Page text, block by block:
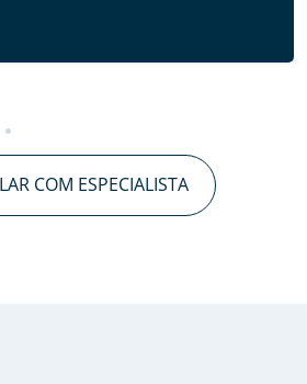
COM ESPECIALISTA